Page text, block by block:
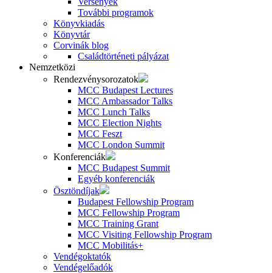
További programok
Könyvkiadás
Könyvtár
Corvinák blog
Családtörténeti pályázat
Nemzetközi
Rendezvénysorozatok
MCC Budapest Lectures
MCC Ambassador Talks
MCC Lunch Talks
MCC Election Nights
MCC Feszt
MCC London Summit
Konferenciák
MCC Budapest Summit
Egyéb konferenciák
Ösztöndíjak
Budapest Fellowship Program
MCC Fellowship Program
MCC Training Grant
MCC Visiting Fellowship Program
MCC Mobilitás+
Vendégoktatók
Vendégelőadók